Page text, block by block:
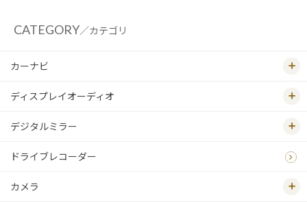
CATEGORY／カテゴリ
カーナビ
ディスプレイオーディオ
デジタルミラー
ドライブレコーダー
カメラ